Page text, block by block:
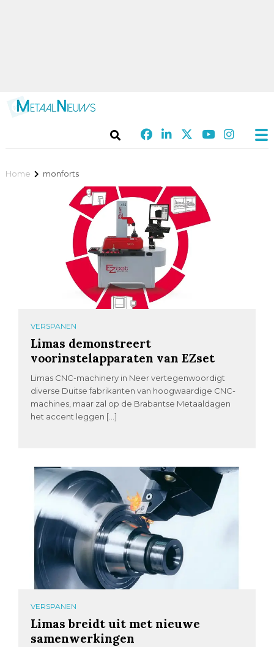
Home monforts
VERSPANEN
Limas demonstreert
voorinstelapparaten van EZset
Limas CNC-machinery in Neer vertegenwoordigt
diverse Duitse fabrikanten van hoogwaardige CNC-
machines, maar zal op de Brabantse Metaaldagen
het accent leggen […]
VERSPANEN
Limas breidt uit met nieuwe
samenwerkingen